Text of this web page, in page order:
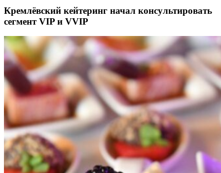
Кремлёвский кейтеринг начал консультировать
сегмент VIP и VVIP